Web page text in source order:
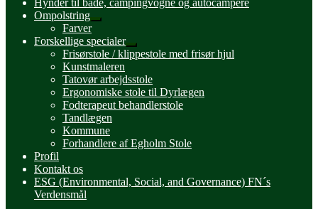
Hynder til både, campingvogne og autocampere
Ompolstring
Udfold
undermenu
Farver
Forskellige specialer
Udfold
undermenu
Frisørstole / klippestole med frisør hjul
Kunstmaleren
Tatovør arbejdsstole
Ergonomiske stole til Dyrlægen
Fodterapeut behandlerstole
Tandlægen
Kommune
Forhandlere af Egholm Stole
Profil
Kontakt os
ESG (Environmental, Social, and Governance) FN´s
Verdensmål